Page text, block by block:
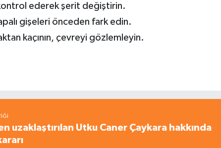
ederek şerit değiştirin.
gişeleri önceden fark edin.
kaçının, çevreyi gözlemleyin.
uzaklaştırılan Utku Caner Çaykara hakkında